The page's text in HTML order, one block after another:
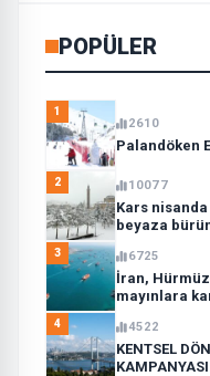
POPÜLER
1
2610
Palandöken
2 10077
Kars nisanda
beyaza
3 6725
İran,
mayınlara
4 4522
KENTSEL
KAMPANYASI